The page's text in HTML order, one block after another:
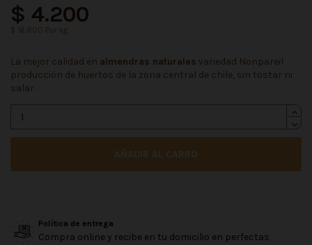
$ 4.200
$ 16.800 Por kg
La mejor calidad en almendras naturales variedad Nonpareil
producción de huertos de la zona central de chile, sin tostar ni
salar.
AÑADIR AL CARRO
Política de entrega
Compra online y recibe en tu domicilio en perfectas